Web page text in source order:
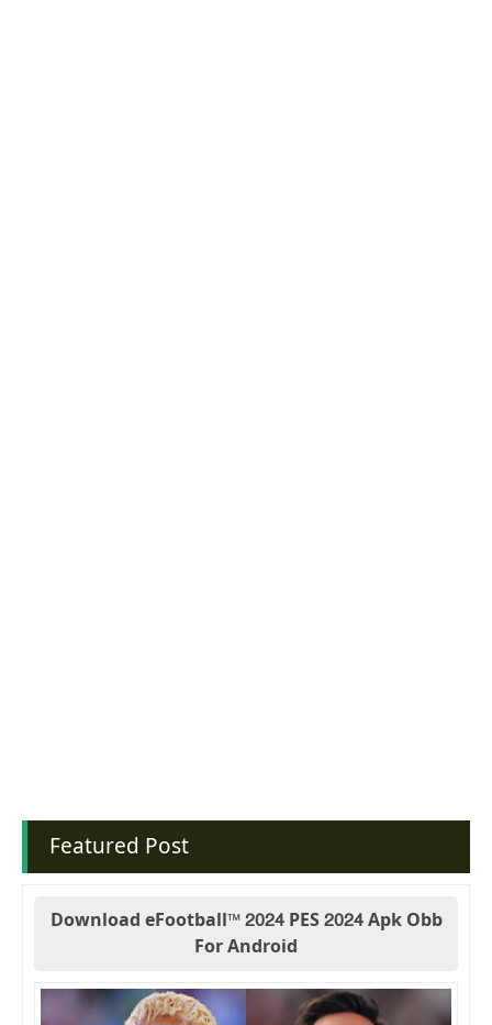
Featured Post
Download eFootball™ 2024 PES 2024 Apk Obb
For Android